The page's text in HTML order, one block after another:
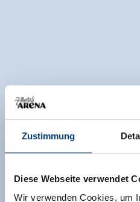
Zustimmung
Diese Webseite verwendet
Wir verwenden Cookies, um